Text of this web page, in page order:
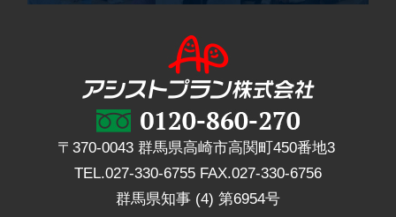
〒370-0043 群馬県高崎市高関町450番地3
TEL.027-330-6755 FAX.027-330-6756
群馬県知事 (4) 第6954号